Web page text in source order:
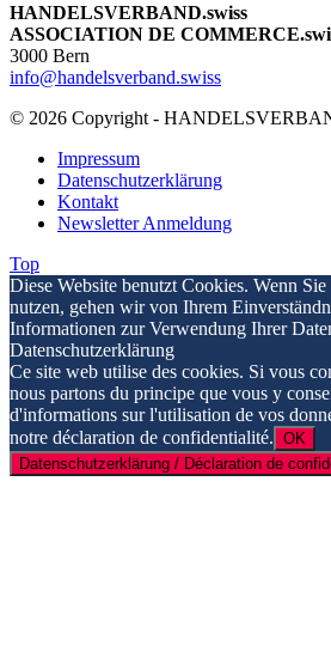
HANDELSVERBAND.swiss
ASSOCIATION DE
3000 Bern
info@handelsverband.swiss
© 2026 Copyright -
Impressum
Datenschutzerklärung
Kontakt
Newsletter Anmeldung
Top
Diese Website benutzt Cookies. Wenn
nutzen, gehen wir von Ihrem
Informationen zur Verwendung Ihrer
Datenschutzerklärung
Ce site web utilise des cookies. Si vous
nous partons du principe que vous y
d'informations sur l'utilisation de vos
notre déclaration de confidentialité. OK
Datenschutzerklärung / Déclaration de